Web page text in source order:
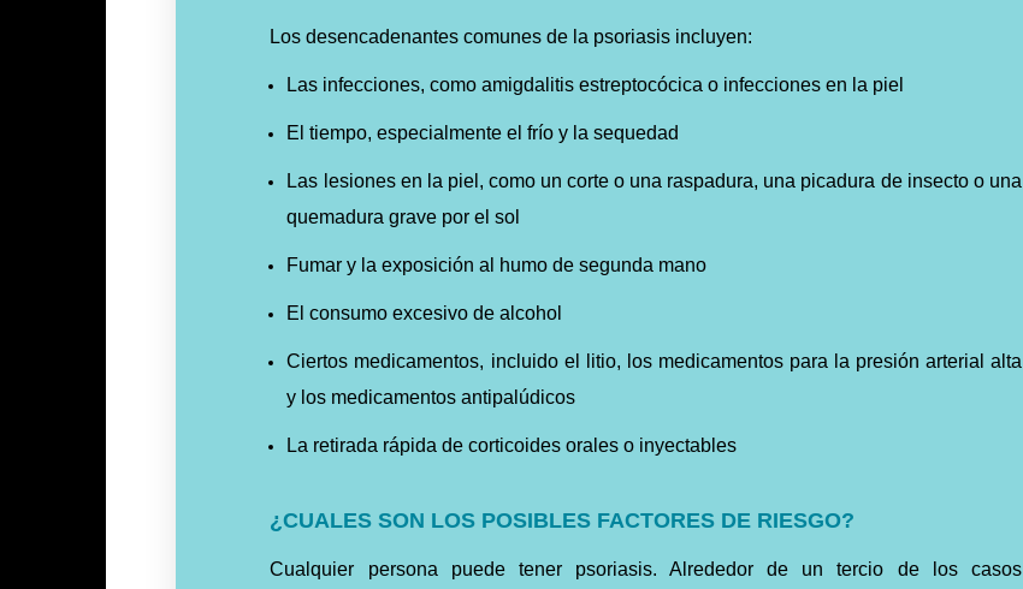
Los desencadenantes comunes de la psoriasis incluyen:
Las infecciones, como amigdalitis estreptocócica o infecciones en la piel
El tiempo, especialmente el frío y la sequedad
Las lesiones en la piel, como un corte o una raspadura, una picadura de insecto o una
quemadura grave por el sol
Fumar y la exposición al humo de segunda mano
El consumo excesivo de alcohol
Ciertos medicamentos, incluido el litio, los medicamentos para la presión arterial alta
y los medicamentos antipalúdicos
La retirada rápida de corticoides orales o inyectables
¿CUALES SON LOS POSIBLES FACTORES DE RIESGO?
Cualquier persona puede tener psoriasis. Alrededor de un tercio de los casos